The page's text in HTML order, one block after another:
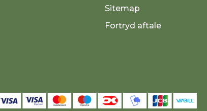
Sitemap
Fortryd aftale